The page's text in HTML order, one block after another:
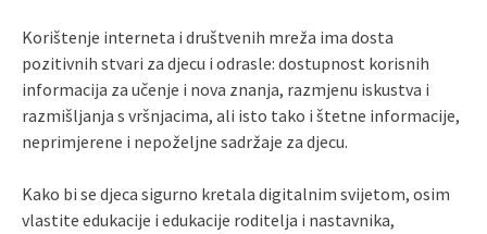
Korištenje interneta i društvenih mreža ima dosta
pozitivnih stvari za djecu i odrasle: dostupnost korisnih
informacija za učenje i nova znanja, razmjenu iskustva i
razmišljanja s vršnjacima, ali isto tako i štetne informacije,
neprimjerene i nepoželjne sadržaje za djecu.
Kako bi se djeca sigurno kretala digitalnim svijetom, osim
vlastite edukacije i edukacije roditelja i nastavnika,